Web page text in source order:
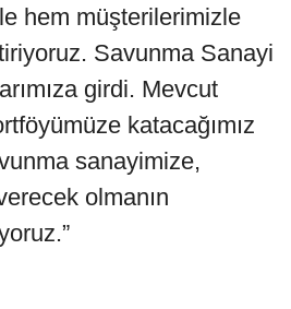
hem müşterilerimizle
Savunma Sanayi
girdi. Mevcut
katacağımız
sanayimize,
olmanın